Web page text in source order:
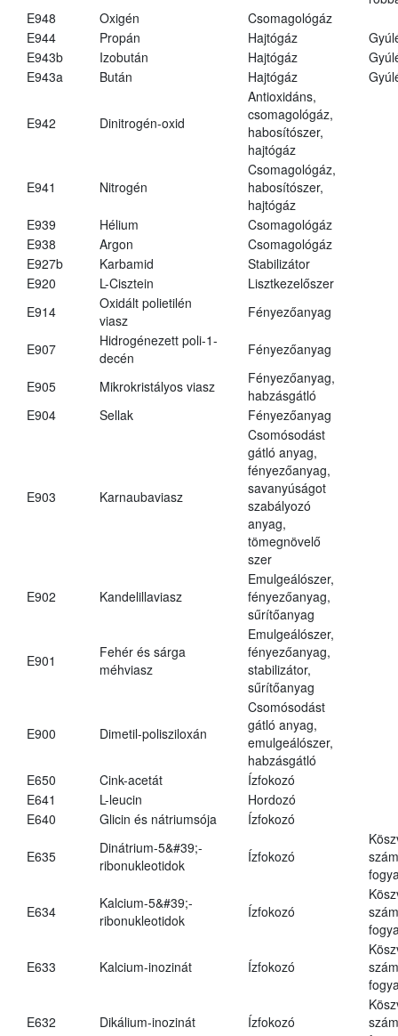
E948
Oxigén
Csomagológáz
E944
Propán Hajtógáz
E943b
Izobután Hajtógáz
E943a
Bután Hajtógáz
E942 Dinitrogén-oxid
Antioxidáns,
csomagológáz,
habosítószer,
hajtógáz
E941 Nitrogén
Csomagológáz,
habosítószer,
hajtógáz
E939
Hélium
Csomagológáz
E938
Argon
Csomagológáz
E927b
Karbamid
Stabilizátor
E920
L-Cisztein
Lisztkezelőszer
E914
Oxidált polietilén
viasz
Fényezőanyag
E907
Hidrogénezett poli-1-
decén
Fényezőanyag
E905 Mikrokristályos viasz
Fényezőanyag,
habzásgátló
E904
Sellak Fényezőanyag
E903 Karnaubaviasz
Csomósodást
gátló anyag,
fényezőanyag,
savanyúságot
szabályozó
anyag,
tömegnövelő
szer
E902 Kandelillaviasz
Emulgeálószer,
fényezőanyag,
sűrítőanyag
E901
Fehér és sárga
méhviasz
Emulgeálószer,
fényezőanyag,
stabilizátor,
sűrítőanyag
E900 Dimetil-polisziloxán
Csomósodást
gátló anyag,
emulgeálószer,
habzásgátló
E650
Cink-acetát
Ízfokozó
E641
L-leucin
Hordozó
E640
Glicin és nátriumsója Ízfokozó
E635
Dinátrium-5&#39;-
ribonukleotidok
Ízfokozó
E634
Kalcium-5&#39;-
ribonukleotidok
Ízfokozó
E633 Kalcium-inozinát Ízfokozó
E632 Dikálium-inozinát Ízfokozó